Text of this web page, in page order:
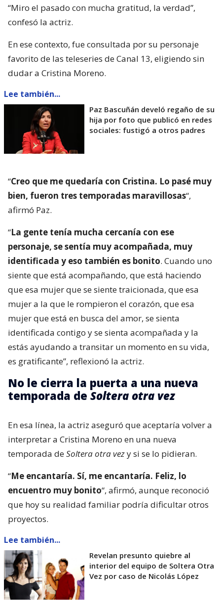
“Miro el pasado con mucha gratitud, la verdad”,
confesó la actriz.
En ese contexto, fue consultada por su personaje
favorito de las teleseries de Canal 13, eligiendo sin
dudar a Cristina Moreno.
Lee también...
Paz Bascuñán develó regaño de su
hija por foto que publicó en redes
sociales: fustigó a otros padres
“Creo que me quedaría con Cristina. Lo pasé muy
bien, fueron tres temporadas maravillosas“,
afirmó Paz.
“La gente tenía mucha cercanía con ese
personaje, se sentía muy acompañada, muy
identificada y eso también es bonito. Cuando uno
siente que está acompañando, que está haciendo
que esa mujer que se siente traicionada, que esa
mujer a la que le rompieron el corazón, que esa
mujer que está en busca del amor, se sienta
identificada contigo y se sienta acompañada y la
estás ayudando a transitar un momento en su vida,
es gratificante”, reflexionó la actriz.
No le cierra la puerta a una nueva
temporada de Soltera otra vez
En esa línea, la actriz aseguró que aceptaría volver a
interpretar a Cristina Moreno en una nueva
temporada deSoltera otra vezy si se lo pidieran.
“Me encantaría. Sí, me encantaría. Feliz, lo
encuentro muy bonito“, afirmó, aunque reconoció
que hoy su realidad familiar podría dificultar otros
proyectos.
Lee también...
Revelan presunto quiebre al
interior del equipo de Soltera Otra
Vez por caso de Nicolás López